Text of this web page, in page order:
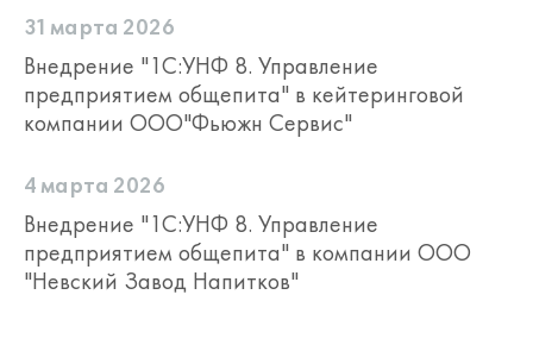
31 марта 2026
Внедрение "1С:УНФ 8. Управление
предприятием общепита" в кейтеринговой
компании ООО"Фьюжн Сервис"
4 марта 2026
Внедрение "1С:УНФ 8. Управление
предприятием общепита" в компании ООО
"Невский Завод Напитков"